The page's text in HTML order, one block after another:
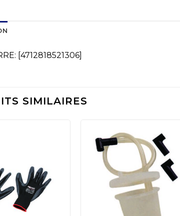
[4712818521306]
SIMILAIRES